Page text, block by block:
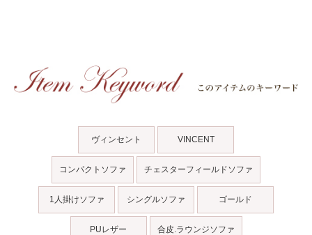
ヴィンセント VINCENT
コンパクトソファ チェスターフィールドソファ
1人掛けソファ シングルソファ ゴールド
PUレザー 合皮.ラウンジソファ